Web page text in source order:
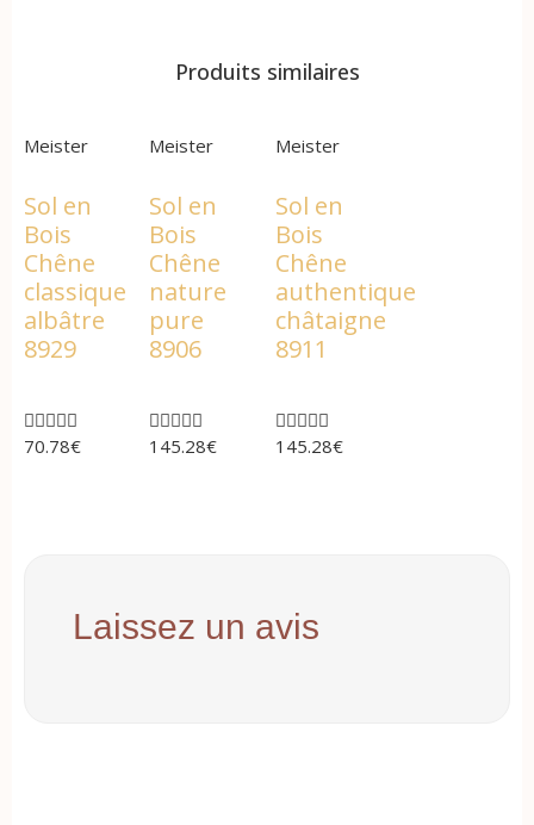
Produits similaires
Meister
Sol en
Bois
Chêne
classique
albâtre
8929

70.78€
Meister
Sol en
Bois
Chêne
nature
pure
8906

145.28€
Meister
Sol en
Bois
Chêne
authentique
châtaigne
8911

145.28€
Laissez un avis